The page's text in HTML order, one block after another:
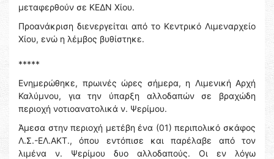
μεταφερθούν σε ΚΕΔΝ Χίου.
Προανάκριση διενεργείται από το Κεντρικό Λιμεναρχείο
Χίου, ενώ η λέμβος βυθίστηκε.
*****
Ενημερώθηκε, πρωινές ώρες σήμερα, η Λιμενική Αρχή
Καλύμνου, για την ύπαρξη αλλοδαπών σε βραχώδη
περιοχή νοτιοανατολικά ν. Ψερίμου.
Άμεσα στην περιοχή μετέβη ένα (01) περιπολικό σκάφος
Λ.Σ.-ΕΛ.ΑΚΤ., όπου εντόπισε και παρέλαβε από τον
λιμένα ν. Ψερίμου δυο αλλοδαπούς. Οι εν λόγω